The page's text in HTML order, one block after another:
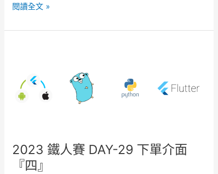
2
2
3
0
閱讀全文 »
2023 鐵人賽 DAY-29 下單介面
『四』